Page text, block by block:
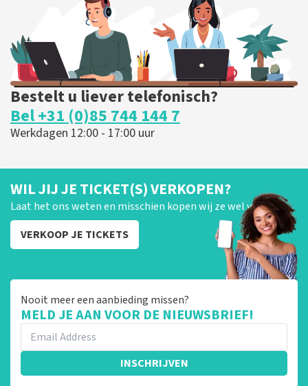
BESTEL NU
Bestelt u liever telefonisch?
Bel +31 (0)85 744 144 7
Werkdagen 12:00 - 17:00 uur
WIL JIJ JE TICKET(S) VERKOPEN?
Laat het ons weten en misschien kopen wij ze wel van je!
VERKOOP JE TICKETS
Nooit meer een aanbieding missen?
MELD JE AAN VOOR DE NIEUWSBRIEF!
INSCHRIJVEN